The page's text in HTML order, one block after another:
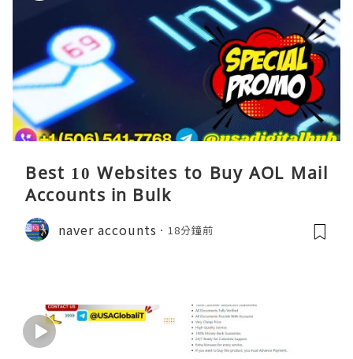
Best 10 Websites to Buy AOL Mail
Accounts in Bulk
naver accounts 18分鐘前